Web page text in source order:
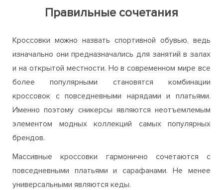
Правильные сочетания
Кроссовки можно назвать спортивной обувью, ведь
изначально они предназначались для занятий в залах
и на открытой местности. Но в современном мире все
более популярными становятся комбинации
кроссовок с повседневными нарядами и платьями.
Именно поэтому сникерсы являются неотъемлемым
элементом модных коллекций самых популярных
брендов.
Массивные кроссовки гармонично сочетаются с
повседневными платьями и сарафанами. Не менее
универсальными являются кеды.